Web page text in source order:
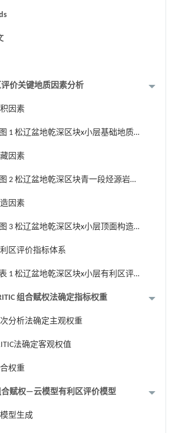
评价关键地质因素分析
因素
图 1 松辽盆地乾深区块x小层基础地质图
因素
图 2 松辽盆地乾深区块青一段烃源岩地
学特征分布图(据Liu,2023;有修改)
因素
图 3 松辽盆地乾深区块x小层顶面构造图
过AB线地震剖面
区评价指标体系
1 松辽盆地乾深区块x小层有利区评价
素等级划分
组合赋权法确定指标权重
分析法确定主观权重
法确定客观权值
权重
合赋权—云模型有利区评价模型
型生成